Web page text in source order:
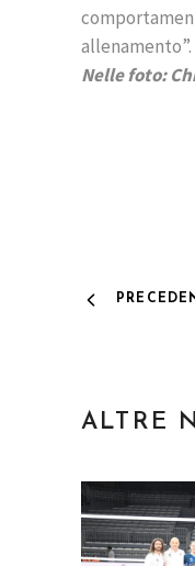
allenamento”.
Nelle foto:
ALTRE